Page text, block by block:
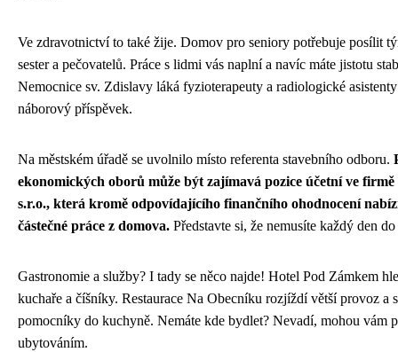
Ve zdravotnictví to také žije. Domov pro seniory potřebuje posílit
sester a pečovatelů. Práce s lidmi vás naplní a navíc máte jistotu
Nemocnice sv. Zdislavy láká fyzioterapeuty a radiologické
náborový příspěvek.
Na městském úřadě se uvolnilo místo referenta stavebního odboru.
ekonomických oborů může být zajímavá pozice účetní ve
s.r.o., která kromě odpovídajícího finančního ohodnocení
částečné práce z domova. Představte si, že nemusíte každý den
Gastronomie a služby? I tady se něco najde! Hotel Pod Zámkem
kuchaře a číšníky. Restaurace Na Obecníku rozjíždí větší provoz a
pomocníky do kuchyně. Nemáte kde bydlet? Nevadí, mohou vám
ubytováním.